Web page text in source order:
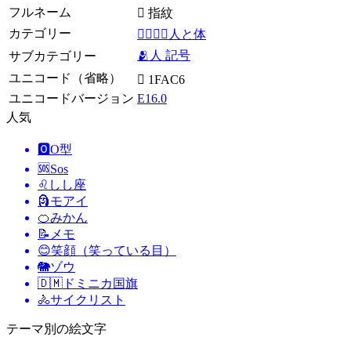
フルネーム
🫆 指紋
カテゴリー
👩‍❤️‍💋‍👨人と体
サブカテゴリー
🫂人 記号
ユニコード（省略）
🫆 1FAC6
ユニコードバージョン E16.0
人気
🅾️O型
🆘Sos
♌ しし座
🗿モアイ
🍊みかん
📝 メモ
😊笑顔（笑っている目）
🐘ゾウ
🇩🇲 ドミニカ国旗
🚴サイクリスト
テーマ別の絵文字